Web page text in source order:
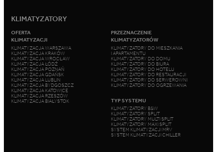
KLIMATYZATORY
OFERTA
KLIMATYZACJI
KLIMATYZACJA WARSZAWA
KLIMATYZACJA KRAKÓW
KLIMATYZACJA WROCŁAW
KLIMATYZACJA ŁÓDŹ
KLIMATYZACJA POZNAŃ
KLIMATYZACJA GDAŃSK
KLIMATYZACJA LUBLIN
KLIMATYZACJA BYDGOSZCZ
KLIMATYZACJA KATOWICE
KLIMATYZACJA RZESZÓW
KLIMATYZACJA BIAŁYSTOK
PRZEZNACZENIE
KLIMATYZATORÓW
KLIMATYZATORY DO MIESZKANIA
I APARTAMENTU
KLIMATYZATORY DO DOMU
KLIMATYZATORY DO BIURA
KLIMATYZATORY DO HOTELU
KLIMATYZATORY DO RESTAURACJI
KLIMATYZATORY DO SERWEROWNI
KLIMATYZATORY DO OGRZEWANIA
TYP SYSTEMU
KLIMATYZATORY B&W
KLIMATYZATORY SPLIT
KLIMATYZATORY MULTI SPLIT
KLIMATYZATORY MAXI SPLIT
SYSTEM KLIMATYZACJI MRV
SYSTEM KLIMATYZACJI CHILLER